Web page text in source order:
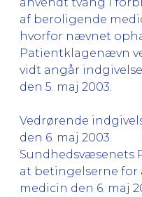
af beroligende
hvorfor nævnet
Patientklagenævn
vidt angår
den 5. maj 2003.
Vedrørende
den 6. maj 2003.
Sundhedsvæsenets
at betingelserne
medicin den 6. maj